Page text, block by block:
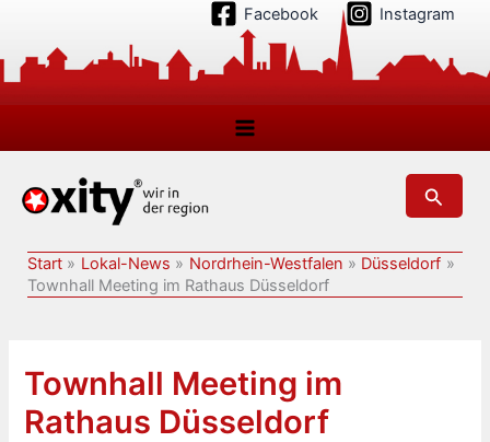
springen
Facebook Instagram
Suchen
Start Lokal-News Nordrhein-Westfalen
Düsseldorf
Townhall Meeting im Rathaus Düsseldorf
Townhall Meeting im
Rathaus Düsseldorf